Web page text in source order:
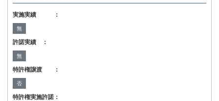
実施実績 ：
無
許諾実績 ：
無
特許権譲渡 ：
否
特許権実施許諾：